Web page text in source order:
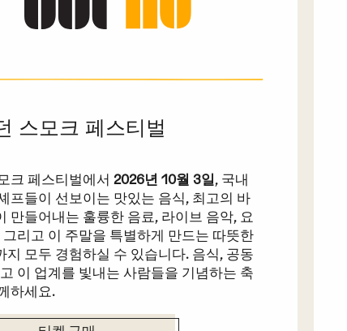
스모크 페스티벌
크 페스티벌에서 2026년 10월 3일, 국내
프들이 선보이는 맛있는 음식, 최고의 바
만들어내는 훌륭한 음료, 라이브 음악, 요
그리고 이 주말을 특별하게 만드는 따뜻한
지 모두 경험하실 수 있습니다. 음식, 공동
이 업계를 빛내는 사람들을 기념하는 축
하세요.